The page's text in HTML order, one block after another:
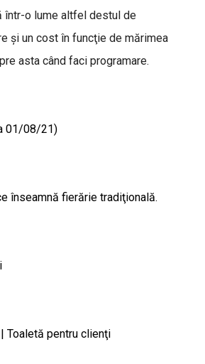
într-o lume altfel destul de
şi un cost în funcţie de mărimea
asta când faci programare.
01/08/21)
înseamnă fierărie tradiţională.
Toaletă pentru clienţi